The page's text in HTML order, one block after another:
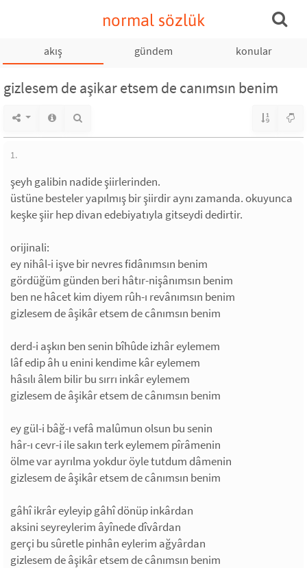
normal sözlük
akış gündem konular
gizlesem de aşikar etsem de canımsın benim
1.
şeyh galibin nadide şiirlerinden.
üstüne besteler yapılmış bir şiirdir aynı zamanda. okuyunca
keşke şiir hep divan edebiyatıyla gitseydi dedirtir.
orijinali:
ey nihâl-i işve bir nevres fidânımsın benim
gördüğüm günden beri hâtır-nişânımsın benim
ben ne hâcet kim diyem rûh-ı revânımsın benim
gizlesem de âşikâr etsem de cânımsın benim
derd-i aşkın ben senin bîhûde izhâr eylemem
lâf edip âh u enini kendime kâr eylemem
hâsılı âlem bilir bu sırrı inkâr eylemem
gizlesem de âşikâr etsem de cânımsın benim
ey gül-i bâğ-ı vefâ malûmun olsun bu senin
hâr-ı cevr-i ile sakın terk eylemem pîrâmenin
ölme var ayrılma yokdur öyle tutdum dâmenin
gizlesem de âşikâr etsem de cânımsın benim
gâhî ikrâr eyleyip gâhî dönüp inkârdan
aksini seyreylerim âyînede dîvârdan
gerçi bu sûretle pinhân eylerim ağyârdan
gizlesem de âşikâr etsem de cânımsın benim